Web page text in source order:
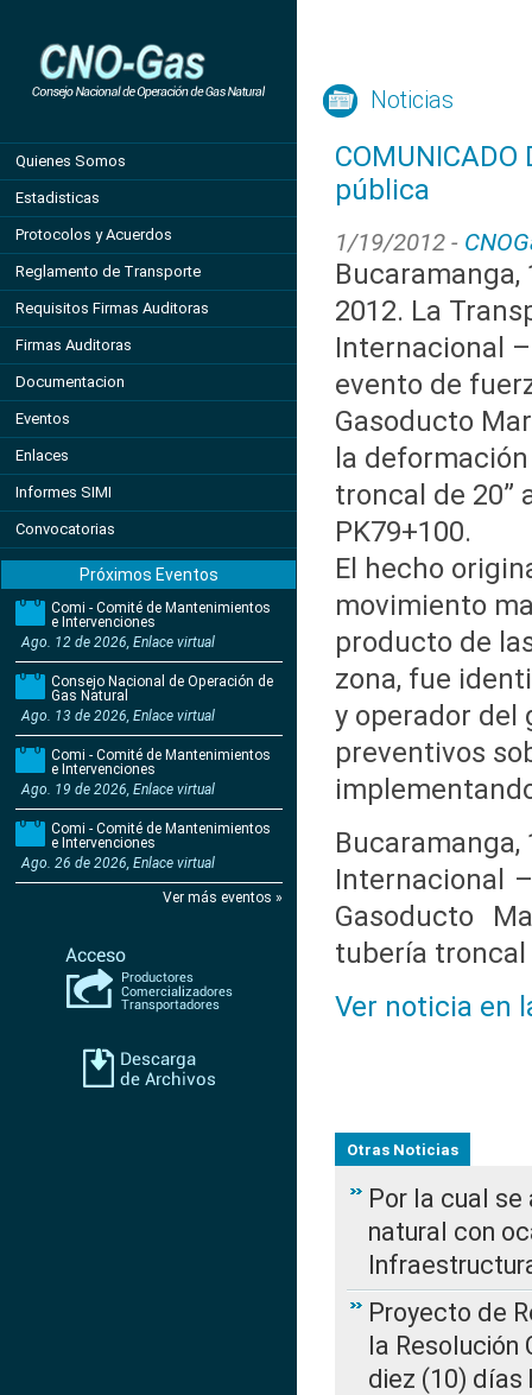
Quienes Somos
Estadisticas
Protocolos y Acuerdos
Reglamento de Transporte
Requisitos Firmas Auditoras
Firmas Auditoras
Documentacion
Eventos
Enlaces
Informes SIMI
Convocatorias
Próximos Eventos
Comi - Comité de Mantenimientos
e Intervenciones
Ago. 12 de 2026, Enlace virtual
Consejo Nacional de Operación de
Gas Natural
Ago. 13 de 2026, Enlace virtual
Comi - Comité de Mantenimientos
e Intervenciones
Ago. 19 de 2026, Enlace virtual
Comi - Comité de Mantenimientos
e Intervenciones
Ago. 26 de 2026, Enlace virtual
Ver más eventos »
Noticias
pública
1/19/2012 -
Bucaramanga,
2012. La
Internacional
evento de
Gasoducto
la
troncal de 20”
PK79+100.
El hecho
movimiento
producto de
zona, fue
y operador del
preventivos
Bucaramanga,
Internacional
Gasoducto
tubería troncal
Ver noticia en
Otras Noticias
Por la cual
natural con
Proyecto de
la Resolución
diez (10) días